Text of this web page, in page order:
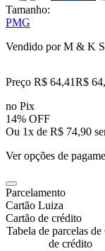
Tamanho:
PMG
Vendido porM & K
Preço R$ 64,41R$ 64,
no Pix
14% OFF
Ou 1x de R$ 74,90
Ver opções de
Parcelamento
Cartão Luiza
Cartão de crédito
Tabela de parcelas de
de crédito